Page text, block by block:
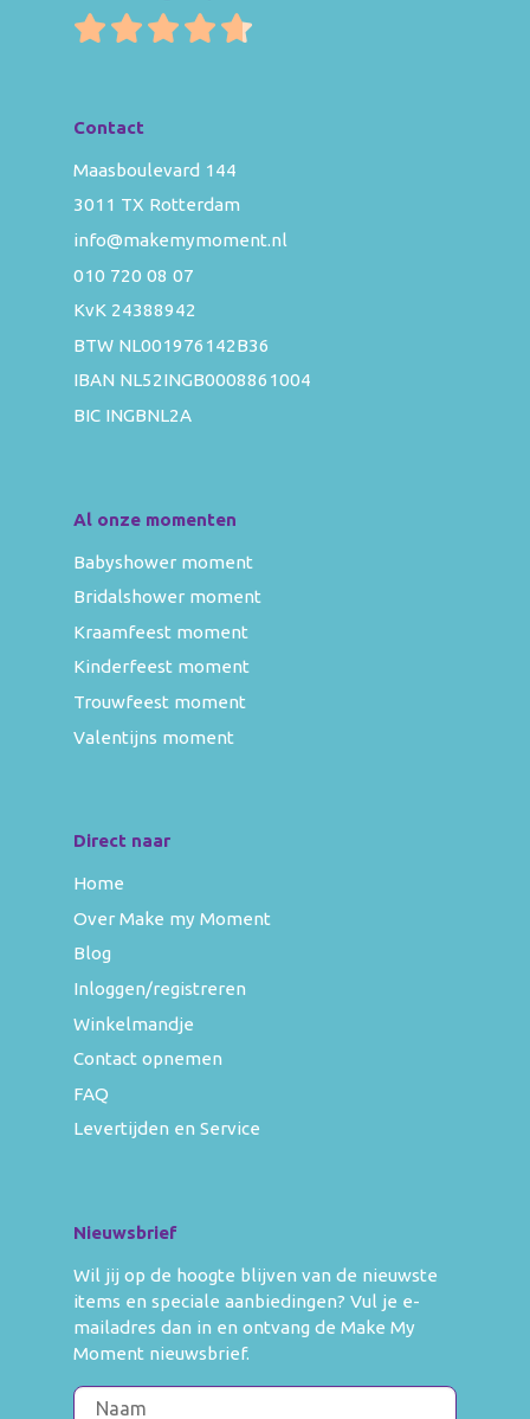
Contact
Maasboulevard 144
3011 TX Rotterdam
info@makemymoment.nl
010 720 08 07
KvK 24388942
BTW NL001976142B36
IBAN NL52INGB0008861004
BIC INGBNL2A
Al onze momenten
Babyshower moment
Bridalshower moment
Kraamfeest moment
Kinderfeest moment
Trouwfeest moment
Valentijns moment
Direct naar
Home
Over Make my Moment
Blog
Inloggen/registreren
Winkelmandje
Contact opnemen
FAQ
Levertijden en Service
Nieuwsbrief
Wil jij op de hoogte blijven van de nieuwste
items en speciale aanbiedingen? Vul je e-
mailadres dan in en ontvang de Make My
Moment nieuwsbrief.